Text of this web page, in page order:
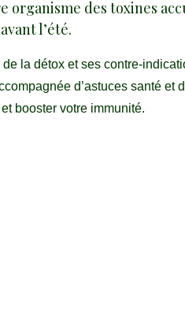
organisme des toxines
l’été.
la détox et ses contre-
d’astuces santé et
et booster votre immunité.